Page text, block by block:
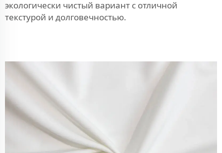
экологически чистый вариант с отличной
текстурой и долговечностью.